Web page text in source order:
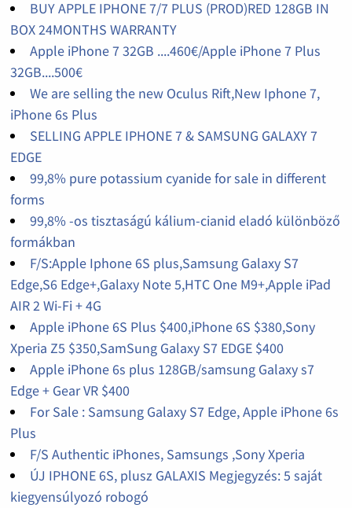
BUY APPLE IPHONE 7/7 PLUS (PROD)RED 128GB IN
BOX 24MONTHS WARRANTY
Apple iPhone 7 32GB ....460€/Apple iPhone 7 Plus
32GB....500€
We are selling the new Oculus Rift,New Iphone 7,
iPhone 6s Plus
SELLING APPLE IPHONE 7 & SAMSUNG GALAXY 7
EDGE
99,8% pure potassium cyanide for sale in different
forms
99,8% -os tisztaságú kálium-cianid eladó különböző
formákban
F/S:Apple Iphone 6S plus,Samsung Galaxy S7
Edge,S6 Edge+,Galaxy Note 5,HTC One M9+,Apple iPad
AIR 2 Wi-Fi + 4G
Apple iPhone 6S Plus $400,iPhone 6S $380,Sony
Xperia Z5 $350,SamSung Galaxy S7 EDGE $400
Apple iPhone 6s plus 128GB/samsung Galaxy s7
Edge + Gear VR $400
For Sale : Samsung Galaxy S7 Edge, Apple iPhone 6s
Plus
F/S Authentic iPhones, Samsungs ,Sony Xperia
ÚJ IPHONE 6S, plusz GALAXIS Megjegyzés: 5 saját
kiegyensúlyozó robogó